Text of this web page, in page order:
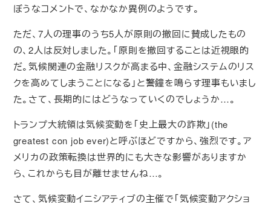
ぼうなコメントで、なかなか異例のようです。
ただ、7人の理事のうち5人が原則の撤回に賛成したもの
の、2人は反対しました。「原則を撤回することは近視眼的
だ。気候関連の金融リスクが高まる中、金融システムのリス
クを高めてしまうことになる」と警鐘を鳴らす理事もいまし
た。さて、長期的にはどうなっていくのでしょうか…。
トランプ大統領は気候変動を「史上最大の詐欺」(the
greatest con job ever)と呼ぶほどですから、強烈です。ア
メリカの政策転換は世界的にも大きな影響がありますか
ら、これからも目が離せませんね…。
さて、気候変動イニシアティブの主催で「気候変動アクショ